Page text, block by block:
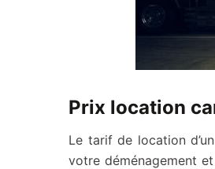
Prix location
Le tarif de location
votre déménagement